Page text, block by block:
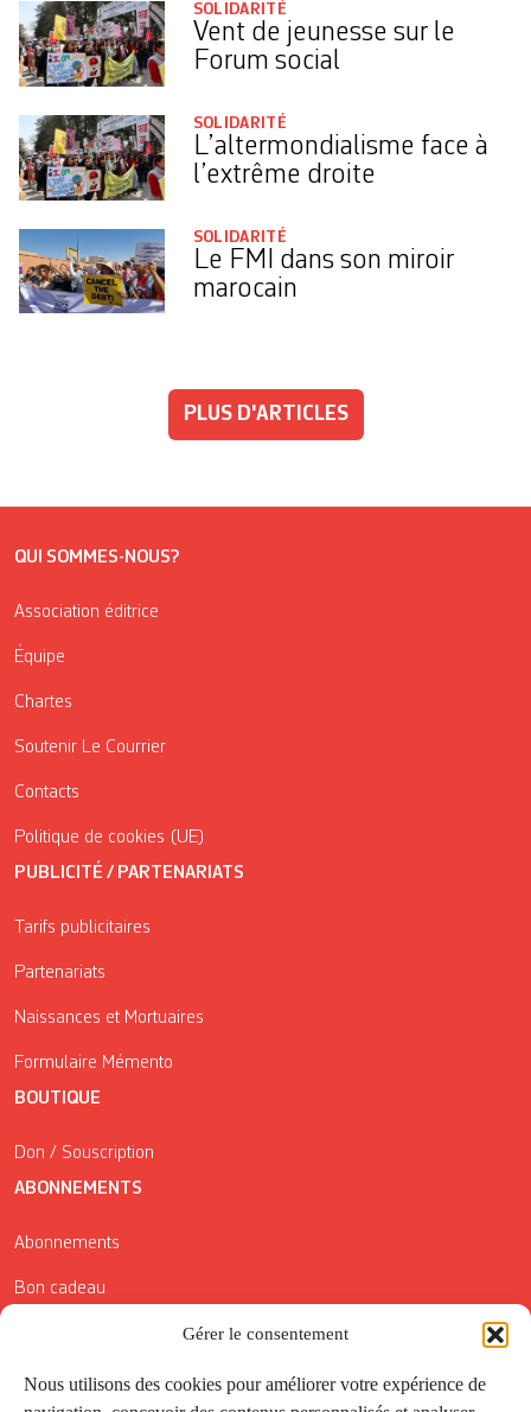
Gérer le consentement
Nous utilisons des cookies pour améliorer votre expérience de
SOLIDARITÉ
Vent de jeunesse sur le
Forum social
SOLIDARITÉ
L’altermondialisme face à
l’extrême droite
SOLIDARITÉ
Le FMI dans son miroir
marocain
PLUS D'ARTICLES
QUI SOMMES-NOUS?
Association éditrice
Équipe
Chartes
Soutenir Le Courrier
Contacts
Politique de cookies (UE)
PUBLICITÉ / PARTENARIATS
Tarifs publicitaires
Partenariats
Naissances et Mortuaires
Formulaire Mémento
BOUTIQUE
Don / Souscription
ABONNEMENTS
Abonnements
Bon cadeau
Conditions générales de vente
Réductions de la Carte Côté Courrier